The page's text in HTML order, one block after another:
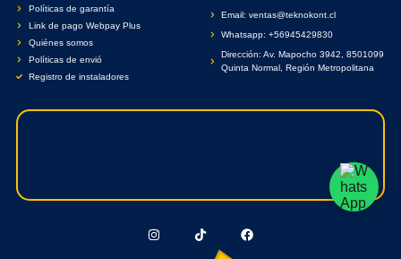
Políticas de garantía
Link de pago Webpay Plus
Quiénes somos
Políticas de envió
Registro de instaladores
Email: ventas@teknokont.cl
Whatsapp: +56945429830
Dirección: Av. Mapocho 3942, 8501099
Quinta Normal, Región Metropolitana